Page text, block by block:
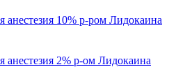
анестезия 10% р-ром Лидокаина
анестезия 2% р-ом Лидокаина